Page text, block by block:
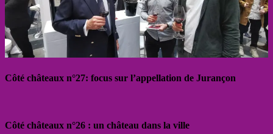
Côté châteaux n°27: focus sur l’appellation de Jurançon
Côté châteaux n°26 : un château dans la ville